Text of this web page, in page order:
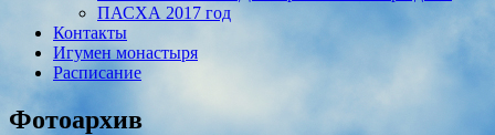
ПАСХА 2017 год
Контакты
Игумен монастыря
Расписание
Фотоархив